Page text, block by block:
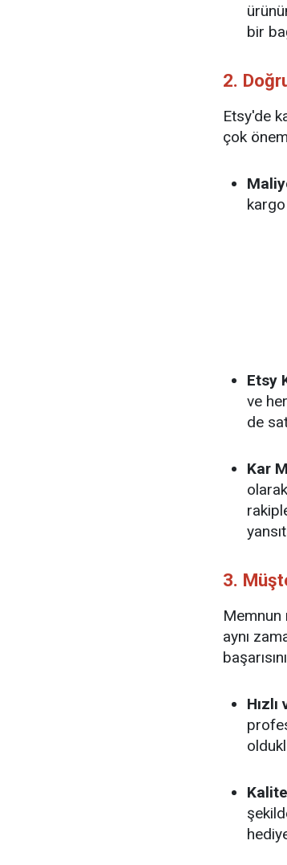
bir
2.
Etsy'de
çok
Etsy
ve
de
Kar
3.
Memnun
aynı